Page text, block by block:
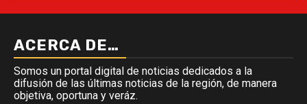
ACERCA DE…
Somos un portal digital de noticias dedicados a la
difusión de las últimas noticias de la región, de manera
objetiva, oportuna y veráz.